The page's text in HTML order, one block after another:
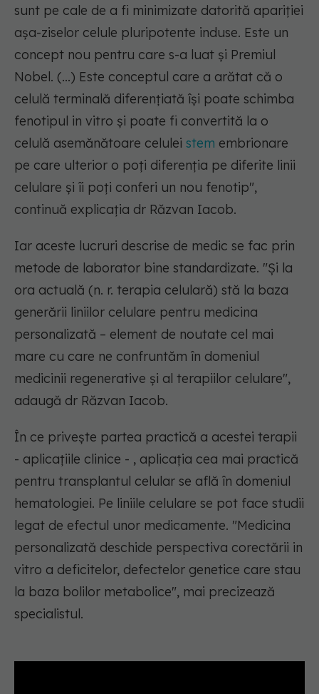
sunt pe cale de a fi minimizate datorită apariției
așa-ziselor celule pluripotente induse. Este un
concept nou pentru care s-a luat și Premiul
Nobel. (...) Este conceptul care a arătat că o
celulă terminală diferențiată își poate schimba
fenotipul in vitro și poate fi convertită la o
celulă asemănătoare celulei stem embrionare
pe care ulterior o poți diferenția pe diferite linii
celulare și îi poți conferi un nou fenotip",
continuă explicația dr Răzvan Iacob.
Iar aceste lucruri descrise de medic se fac prin
metode de laborator bine standardizate. "Și la
ora actuală (n. r. terapia celulară) stă la baza
generării liniilor celulare pentru medicina
personalizată – element de noutate cel mai
mare cu care ne confruntăm în domeniul
medicinii regenerative și al terapiilor celulare",
adaugă dr Răzvan Iacob.
În ce privește partea practică a acestei terapii
- aplicațiile clinice - , aplicația cea mai practică
pentru transplantul celular se află în domeniul
hematologiei. Pe liniile celulare se pot face studii
legat de efectul unor medicamente. "Medicina
personalizată deschide perspectiva corectării in
vitro a deficitelor, defectelor genetice care stau
la baza bolilor metabolice", mai precizează
specialistul.